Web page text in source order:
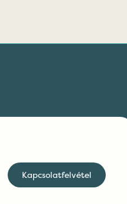
Kapcsolatfelvétel